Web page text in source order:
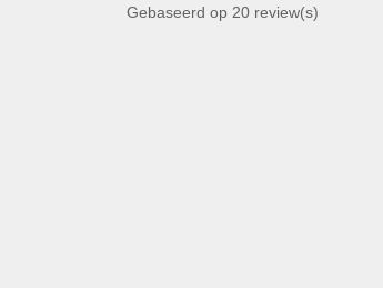
Gewaardeerd
20
Gebaseerd op 20 review(s)